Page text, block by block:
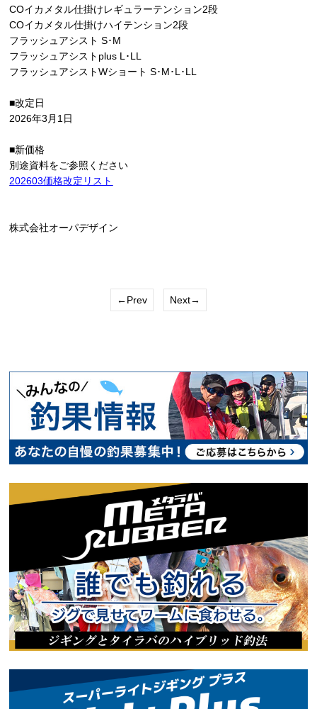
COイカメタル仕掛けレギュラーテンション2段
COイカメタル仕掛けハイテンション2段
フラッシュアシスト S･M
フラッシュアシストplus L･LL
フラッシュアシストWショート S･M･L･LL
■改定日
2026年3月1日
■新価格
別途資料をご参照ください
202603価格改定リスト
株式会社オーパデザイン
←Prev Next→